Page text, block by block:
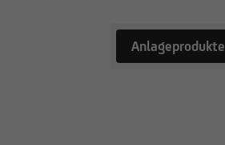
Anlageprodukte